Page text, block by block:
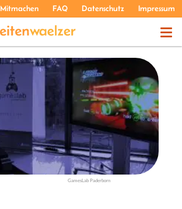
Mitmachen FAQ Datenschutz Impressum
THEMEN
PODCASTS
ÜBER UNS
GamesLab Paderborn